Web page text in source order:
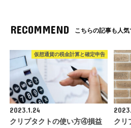
RECOMMEND こちらの記事も人気
仮想通貨の税金計算と確定申告
2023.1.24
クリプタクトの使い方④損益
クリ